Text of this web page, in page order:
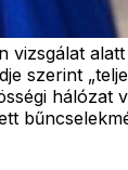
vizsgálat
szerint
hálózat